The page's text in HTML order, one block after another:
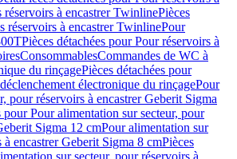
réservoirs à encastrer TwinlinePièces
réservoirs à encastrer TwinlinePour
Pièces détachées pour Pour réservoirs à
ConsommablesCommandes de WC à
du rinçagePièces détachées pour
électronique du rinçagePour
pour réservoirs à encastrer Geberit Sigma
pour Pour alimentation sur secteur, pour
Sigma 12 cmPour alimentation sur
à encastrer Geberit Sigma 8 cmPièces
sur secteur, pour réservoirs à